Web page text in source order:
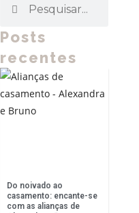
Posts
recentes
Do noivado ao
casamento: encante-se
com as alianças de